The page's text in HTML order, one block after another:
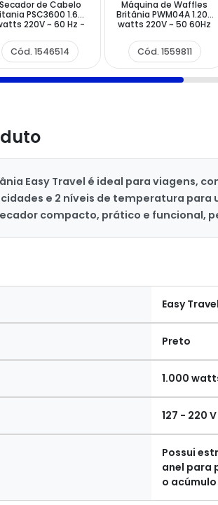
Secador de Cabelo
PSC3600 1.600
220V ~ 60 Hz -
Cód. 1546514
Máquina de Waffles
Britânia PWM04A 1.200
watts 220V ~ 50 60Hz
Cód. 1559811
Easy Travel é ideal para viagens,
e 2 níveis de temperatura
compacto, prático e
Easy Travel
Preto
1.000
127 - 220
Possui
anel para
o